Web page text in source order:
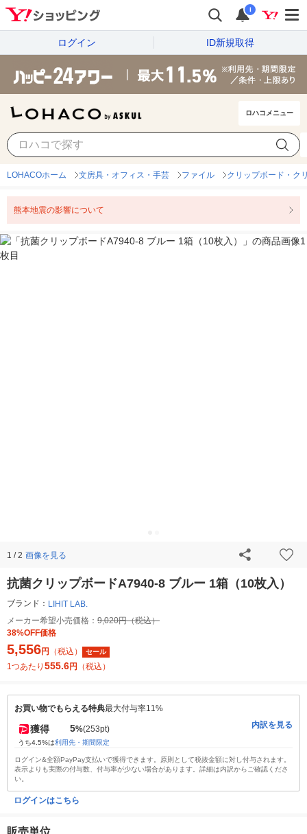
i
ログイン ID新規取得
ロハコメニュー
LOHACOホーム 文房具・オフィス・手芸 ファイル クリップボード・ク
熊本地震の影響について
1 / 2 画像を見る
抗菌クリップボードA7940-8 ブルー 1箱（10枚入）
ブランド： LIHIT LAB.
メーカー希望小売価格： 9,020円（税込）
38%OFF価格
5,556円 （税込） セール
1つあたり 555.6円 （税込）
お買い物でもらえる特典最大付与率11%
獲得 5%(253pt)
うち4.5%は利用先・期間限定
内訳を見る
ログイン&全額PayPay支払いで獲得できます。原則として税抜金額に対し付与されます。
表示よりも実際の付与数、付与率が少ない場合があります。詳細は内訳からご確認くださ
い。
ログインはこちら